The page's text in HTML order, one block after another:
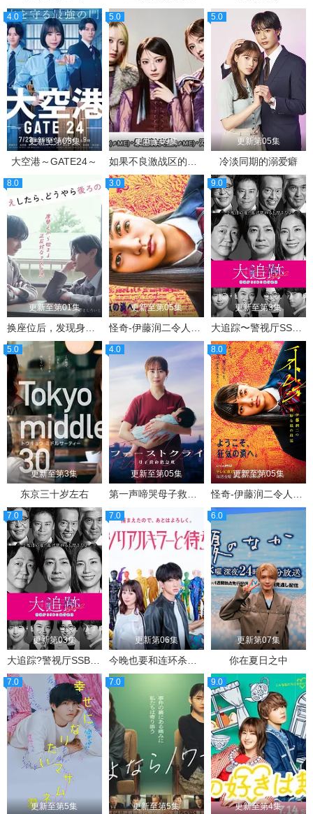
4.0
更新至第03集
大空港～GATE24～
5.0
更新至09集
5.0
更新第05集
冷淡同期的溺爱癖
8.0
更新至第01集
3.0
更新至第05集
9.0
更新至第3集
大追踪〜警视厅SSBC强行犯系〜第二季
5.0
更新至第3集
东京三十岁左右
4.0
更新至第05集
8.0
更新至第05集
7.0
更新第03集
7.0
更新第06集
今晚也要和连环杀手约会
6.0
更新第07集
你在夏日之中
7.0
更新至第5集
7.0
更新至第5集
9.0
更新至第4集